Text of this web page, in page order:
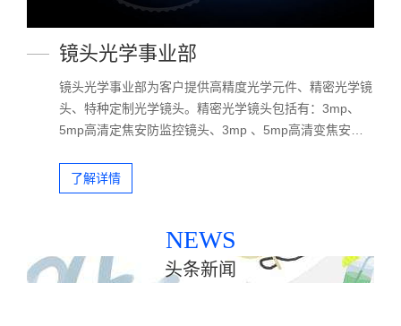
镜头光学事业部
镜头光学事业部为客户提供高精度光学元件、精密光学镜
头、特种定制光学镜头。精密光学镜头包括有：3mp、
5mp高清定焦安防监控镜头、3mp 、5mp高清变焦安防
镜头、汽车车载镜头等
了解详情
NEWS
头条新闻